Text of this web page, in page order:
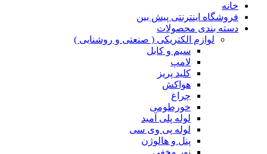
خانه
فروشگاه اینترنتی پیش بین
دسته بندی محصولات
لوازم الکتریکی ( صنعتی و روشنایی )
سیم و کابل
لامپ
کلید پریز
هواکش
چراغ
خورطومی
لوله پلی آمید
لوله پی وی سی
پنل و هالوژن